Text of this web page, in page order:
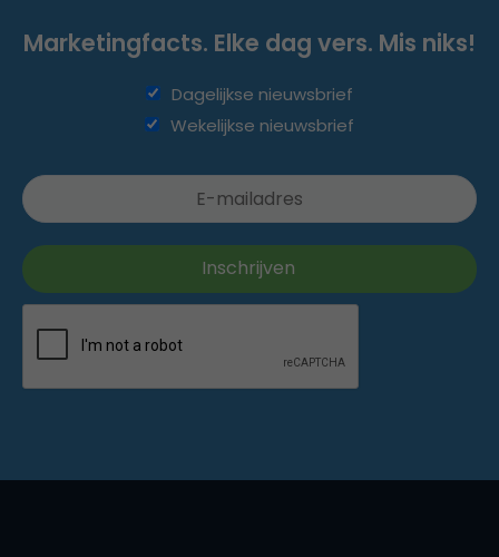
Marketingfacts. Elke dag vers. Mis niks!
Dagelijkse nieuwsbrief
Wekelijkse nieuwsbrief